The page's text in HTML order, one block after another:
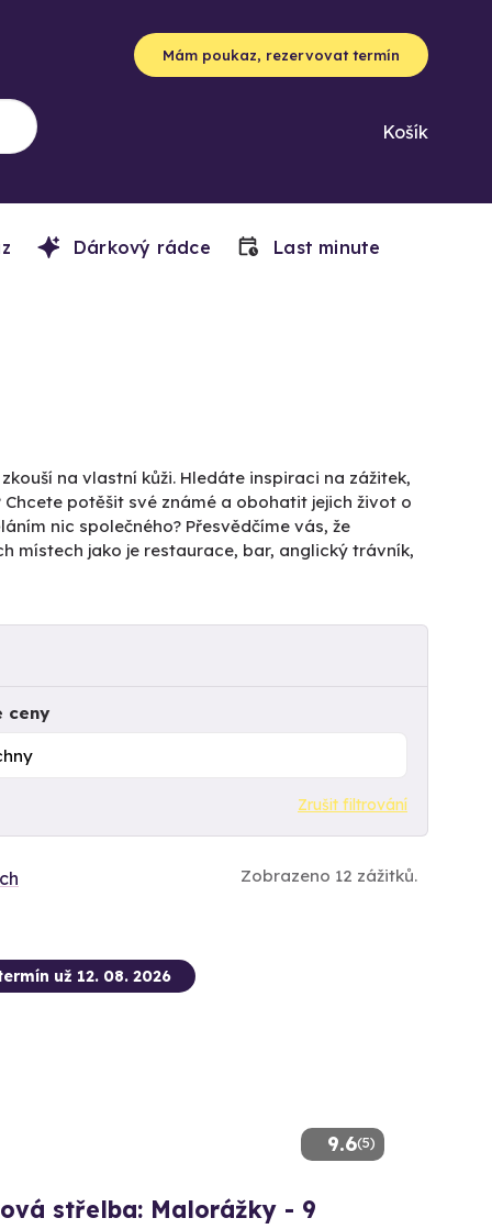
Mám poukaz, rezervovat termín
Košík
Dárkový rádce Last minute
na vlastní kůži. Hledáte inspiraci na zážitek,
potěšit své známé a obohatit jejich život o
nic společného? Přesvědčíme vás, že
místech jako je restaurace, bar, anglický trávník,
ceny
Zrušit filtrování
Zobrazeno 12 zážitků.
9.6(5)
už 12. 08. 2026
střelba: Malorážky - 9